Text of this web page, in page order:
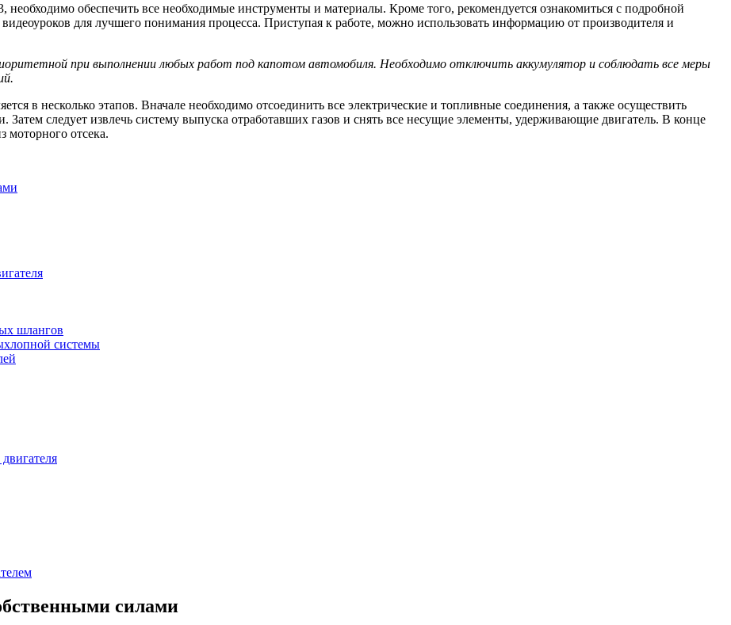
необходимо обеспечить все необходимые инструменты и материалы. Кроме того, рекомендуется ознакомиться с подробной
для лучшего понимания процесса. Приступая к работе, можно использовать информацию от производителя и
при выполнении любых работ под капотом автомобиля. Необходимо отключить аккумулятор и соблюдать все меры
в несколько этапов. Вначале необходимо отсоединить все электрические и топливные соединения, а также осуществить
Затем следует извлечь систему выпуска отработавших газов и снять все несущие элементы, удерживающие двигатель. В конце
моторного отсека.
шлангов
системы
силами